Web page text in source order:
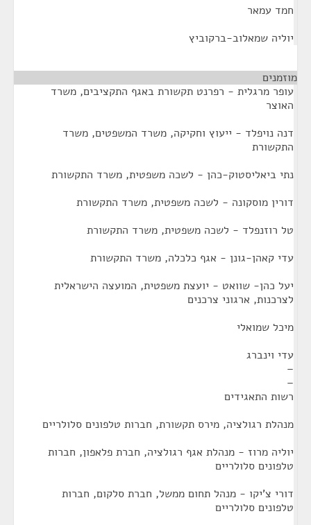
חמד עמאר
יוליה שמאלוב-ברקוביץ
מוזמנים
עופר מרגלית - רפרנט תקשורת באגף התקציבים, משרד
האוצר
דנה נויפלד - ייעוץ וחקיקה, משרד המשפטים, משרד
התקשורת
נתי ביאליסטוק-כהן - לשכה משפטית, משרד התקשורת
דורין מוסקונה - לשכה משפטית, משרד התקשורת
טל רוזנפלד - לשכה משפטית, משרד התקשורת
עדי קאהן-גונן - אגף כלכלה, משרד התקשורת
יעל כהן- שוואט - יועצת משפטית, המועצה הישראלית
לצרכנות, ארגוני צרכנים
מיכל שמואלי
עדי וינברג
–
–
רשות התאגידים
מנהלת רגולציה, מירס תקשורת, חברות טלפונים סלולריים
יוליה מרוז - מנהלת אגף רגולציה, חברת פלאפון, חברות
טלפונים סלולריים
דורי צ'יקו - מנהל תחום ממשל, חברת סלקום, חברות
טלפונים סלולריים